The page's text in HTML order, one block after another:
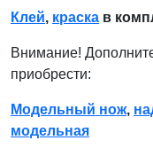
Клей, краска в
Внимание!
приобрести:
Модельный нож,
модельная